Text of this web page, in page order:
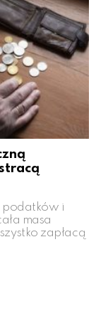
podatków i
masa
zapłacą